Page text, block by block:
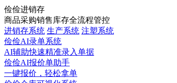
俭俭进销存
商品采购销售库存全流程管控
进销存系统 生产系统 注塑系统
俭俭AI录单系统
AI辅助快速精准录入单据
俭俭AI报价单助手
一键报价，轻松拿单